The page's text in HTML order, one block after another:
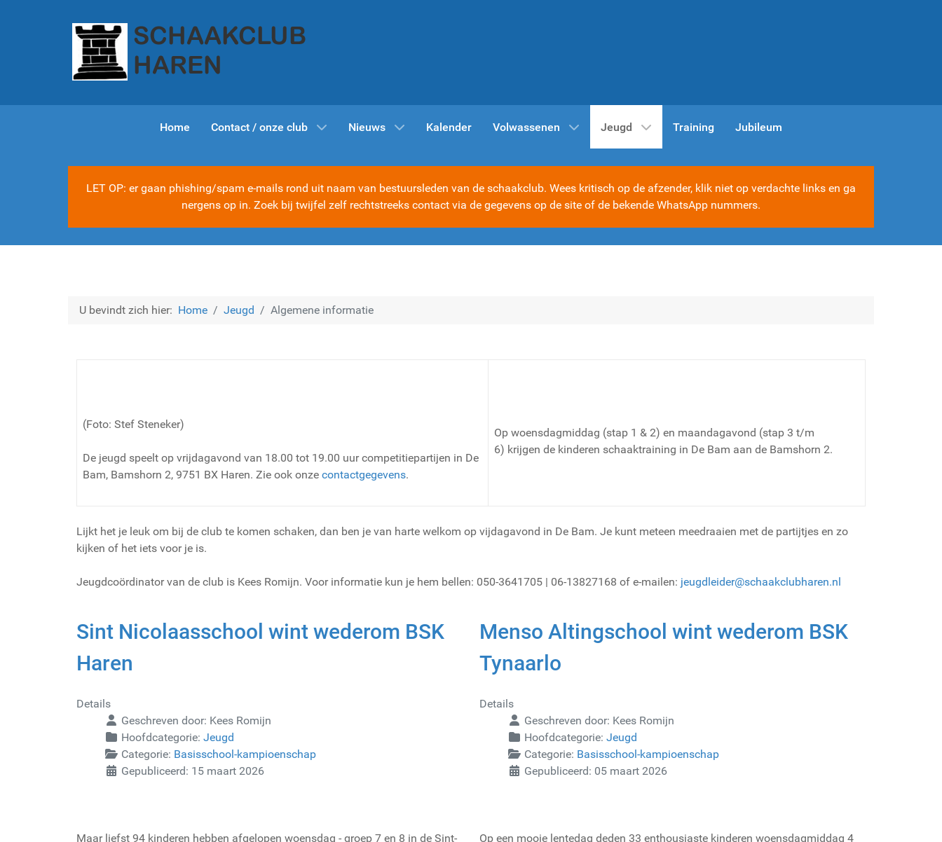
Home Contact / onze club Nieuws Kalender Volwassenen Jeugd Training Jubileum
LET OP: er gaan phishing/spam e-mails rond uit naam van bestuursleden van de schaakclub. Wees kritisch op de afzender, klik niet op verdachte links en ga
nergens op in. Zoek bij twijfel zelf rechtstreeks contact via de gegevens op de site of de bekende WhatsApp nummers.
U bevindt zich hier: Home Jeugd Algemene informatie
(Foto: Stef Steneker)
De jeugd speelt op vrijdagavond van 18.00 tot 19.00 uur competitiepartijen in De
Bam, Bamshorn 2, 9751 BX Haren. Zie ook onze contactgegevens.
Op woensdagmiddag (stap 1 & 2) en maandagavond (stap 3 t/m
6) krijgen de kinderen schaaktraining in De Bam aan de Bamshorn 2.
Lijkt het je leuk om bij de club te komen schaken, dan ben je van harte welkom op vijdagavond in De Bam. Je kunt meteen meedraaien met de partijtjes en zo
kijken of het iets voor je is.
Jeugdcoördinator van de club is Kees Romijn. Voor informatie kun je hem bellen: 050-3641705 | 06-13827168 of e-mailen: jeugdleider@schaakclubharen.nl
Sint Nicolaasschool wint wederom BSK
Haren
Details
Geschreven door: Kees Romijn
Hoofdcategorie: Jeugd
Categorie: Basisschool-kampioenschap
Gepubliceerd: 15 maart 2026
Maar liefst 94 kinderen hebben afgelopen woensdag - groep 7 en 8 in de Sint-
Menso Altingschool wint wederom BSK
Tynaarlo
Details
Geschreven door: Kees Romijn
Hoofdcategorie: Jeugd
Categorie: Basisschool-kampioenschap
Gepubliceerd: 05 maart 2026
Op een mooie lentedag deden 33 enthousiaste kinderen woensdagmiddag 4